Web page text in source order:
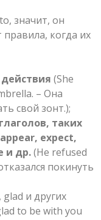
значит, он
когда их
(She
– Она
свой зонт.);
таких
expect,
и др.(He refused
покинуть
и других
to be with you